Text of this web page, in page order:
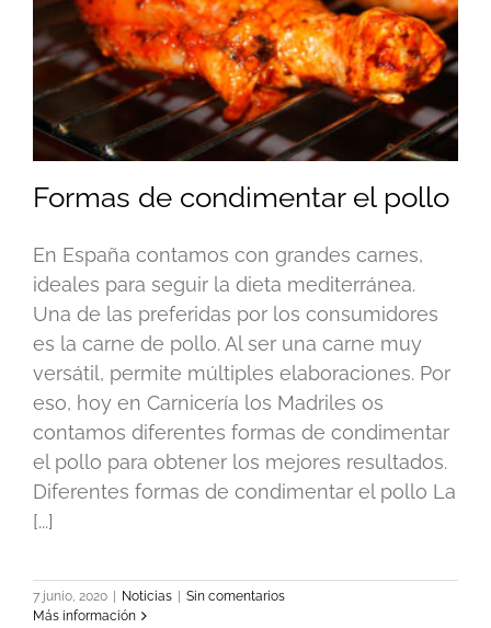
Formas de condimentar el pollo
En España contamos con grandes carnes,
ideales para seguir la dieta mediterránea.
Una de las preferidas por los consumidores
es la carne de pollo. Al ser una carne muy
versátil, permite múltiples elaboraciones. Por
eso, hoy en Carnicería los Madriles os
contamos diferentes formas de condimentar
el pollo para obtener los mejores resultados.
Diferentes formas de condimentar el pollo La
[...]
7 junio, 2020 Noticias
Sin comentarios
Más información